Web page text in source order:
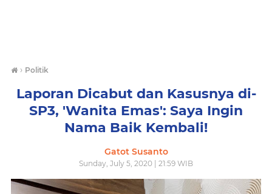
› Politik
Laporan Dicabut dan Kasusnya di-
SP3, 'Wanita Emas': Saya Ingin
Nama Baik Kembali!
Gatot Susanto
Sunday, July 5, 2020 | 21:59 WIB